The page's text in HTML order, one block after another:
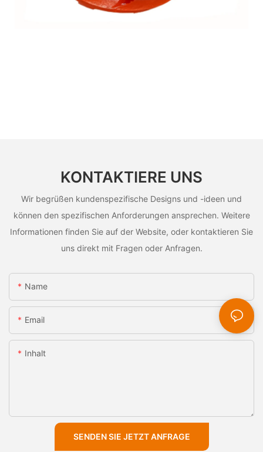
KONTAKTIERE UNS
Wir begrüßen kundenspezifische Designs und -ideen und
können den spezifischen Anforderungen ansprechen. Weitere
Informationen finden Sie auf der Website, oder kontaktieren Sie
uns direkt mit Fragen oder Anfragen.
Name
Email
Inhalt
SENDEN SIE JETZT ANFRAGE